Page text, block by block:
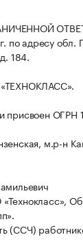
по адресу
184.
присвоен
м.р-н
(ССЧ)